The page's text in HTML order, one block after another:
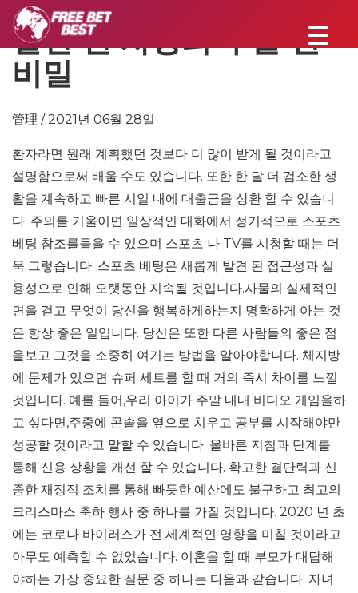
발견 된 사랑의 누출 된
비밀
管理 / 2021년 06월 28일
환자라면 원래 계획했던 것보다 더 많이 받게 될 것이라고
설명함으로써 배울 수도 있습니다. 또한 한 달 더 검소한 생
활을 계속하고 빠른 시일 내에 대출금을 상환 할 수 있습니
다. 주의를 기울이면 일상적인 대화에서 정기적으로 스포츠
베팅 참조를들을 수 있으며 스포츠 나 TV를 시청할 때는 더
욱 그렇습니다. 스포츠 베팅은 새롭게 발견 된 접근성과 실
용성으로 인해 오랫동안 지속될 것입니다.사물의 실제적인
면을 걷고 무엇이 당신을 행복하게하는지 명확하게 아는 것
은 항상 좋은 일입니다. 당신은 또한 다른 사람들의 좋은 점
을보고 그것을 소중히 여기는 방법을 알아야합니다. 체지방
에 문제가 있으면 슈퍼 세트를 할 때 거의 즉시 차이를 느낄
것입니다. 예를 들어,우리 아이가 주말 내내 비디오 게임을하
고 싶다면,주중에 콘솔을 옆으로 치우고 공부를 시작해야만
성공할 것이라고 말할 수 있습니다. 올바른 지침과 단계를
통해 신용 상황을 개선 할 수 있습니다. 확고한 결단력과 신
중한 재정적 조치를 통해 빠듯한 예산에도 불구하고 최고의
크리스마스 축하 행사 중 하나를 가질 것입니다. 2020 년 초
에는 코로나 바이러스가 전 세계적인 영향을 미칠 것이라고
아무도 예측할 수 없었습니다. 이혼을 할 때 부모가 대답해
야하는 가장 중요한 질문 중 하나는 다음과 같습니다. 자녀